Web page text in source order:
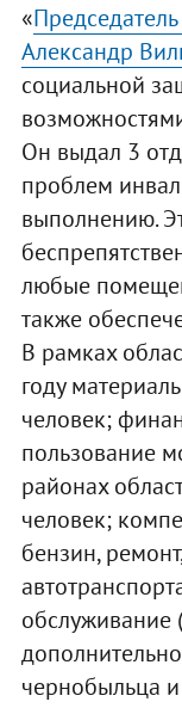
«
Александр
социальной
Он выдал 3
проблем
выполнению.
любые
также
В рамках
году
человек;
пользование
районах
человек;
бензин,
обслуживание
чернобыльца